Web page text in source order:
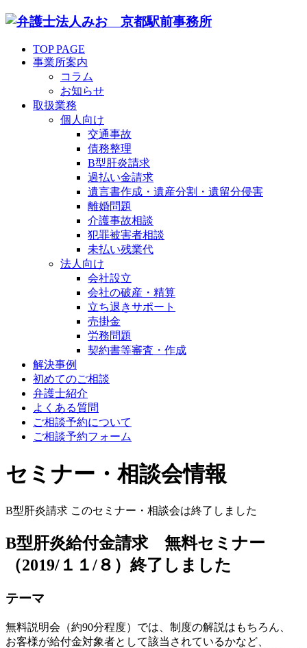
TOP PAGE
事業所案内
コラム
お知らせ
取扱業務
個人向け
交通事故
債務整理
B型肝炎請求
過払い金請求
遺言書作成・遺産分割・遺留分侵害
離婚問題
介護事故相談
犯罪被害者相談
未払い残業代
法人向け
会社設立
会社の破産・精算
立ち退きサポート
売掛金
労務問題
契約書等審査・作成
解決事例
初めてのご相談
弁護士紹介
よくある質問
ご相談予約について
ご相談予約フォーム
セミナー・相談会情報
B型肝炎請求 このセミナー・相談会は終了しました
B型肝炎給付金請求 無料セミナー
（2019/１１/８）終了しました
テーマ
無料説明会（約90分程度）では、制度の解説はもちろん、
お客様が給付金対象者として該当されているかなど、